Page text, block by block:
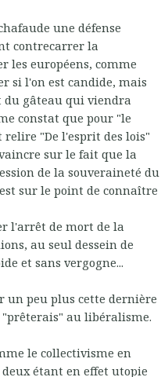
une défense
contrecarrer la
les européens, comme
si l'on est candide, mais
gâteau qui viendra
constat que pour "le
"De l'esprit des lois"
sur le fait que la
de la souveraineté du
sur le point de connaître
l'arrêt de mort de la
au seul dessein de
et sans vergogne...
un peu plus cette dernière
au libéralisme.
le collectivisme en
étant en effet utopie